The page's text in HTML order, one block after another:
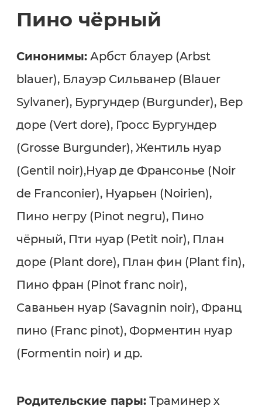
Пино чёрный
Синонимы:Арбст блауер (Arbst
blauer), Блауэр Сильванер (Blauer
Sylvaner), Бургундер (Burgunder), Вер
доре (Vert dore), Гросс Бургундер
(Grosse Burgunder), Жентиль нуар
(Gentil noir),Нуар де Франсонье (Noir
de Franconier), Нуарьен (Noirien),
Пино негру (Pinot negru), Пино
чёрный, Пти нуар (Petit noir), План
доре (Plant dore), План фин (Plant fin),
Пино фран (Pinot franc noir),
Саваньен нуар (Savagnin noir), Франц
пино (Franc pinot), Форментин нуар
(Formentin noir) и др.
Родительские пары:Траминер х